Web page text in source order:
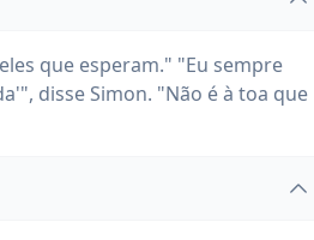
que esperam." "Eu sempre
disse Simon. "Não é à toa que